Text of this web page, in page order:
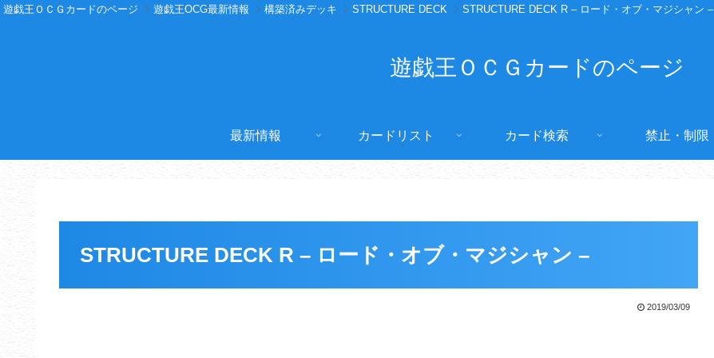
遊戯王ＯＣＧカードのページ 遊戯王OCG最新情報 構築済みデッキ STRUCTURE DECK STRUCTURE DECK R – ロード・オブ・マジシャン –
遊戯王ＯＣＧカードのページ
最新情報 カードリスト カード検索 禁止・制限
STRUCTURE DECK R – ロード・オブ・マジシャン –
2019/03/09